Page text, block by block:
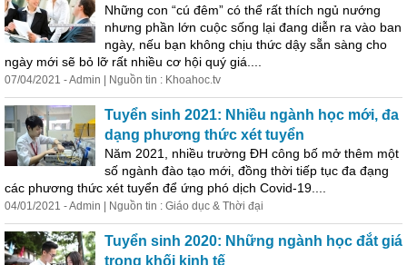
Những con “cú đêm” có thể rất thích ngủ nướng
nhưng phần lớn cuộc sống lại đang diễn ra vào ban
ngày, nếu bạn không chịu thức dậy sẵn sàng cho
ngày mới sẽ bỏ lỡ rất nhiều cơ hội quý giá....
07/04/2021 - Admin | Nguồn tin : Khoahoc.tv
Tuyển sinh 2021: Nhiều ngành học mới, đa
dạng phương thức xét tuyển
Năm 2021, nhiều trường ĐH công bố mở thêm một
số ngành đào tạo mới, đồng thời tiếp tục đa đạng
các phương thức xét tuyển để ứng phó dịch Covid-19....
04/01/2021 - Admin | Nguồn tin : Giáo dục & Thời đại
Tuyển sinh 2020: Những ngành học đắt giá
trong khối kinh tế